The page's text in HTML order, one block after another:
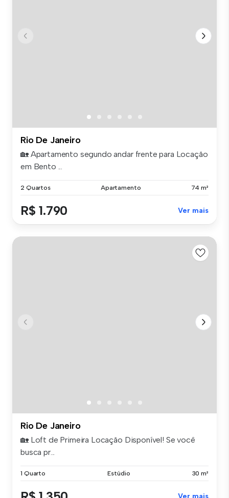
Rio De Janeiro
🏡 Apartamento segundo andar frente para Locação
em Bento ...
2 Quartos Apartamento 74 m²
R$ 1.790 Ver mais
Rio De Janeiro
🏡 Loft de Primeira Locação Disponível! Se você
busca pr...
1 Quarto Estúdio 30 m²